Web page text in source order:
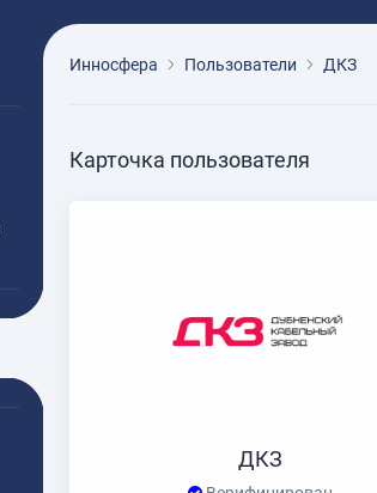
Инносфера Пользователи ДКЗ
Карточка пользователя
ДКЗ